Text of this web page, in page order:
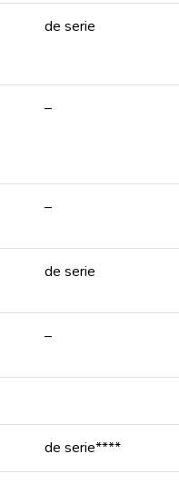
de serie
–
–
de serie
–
de serie****